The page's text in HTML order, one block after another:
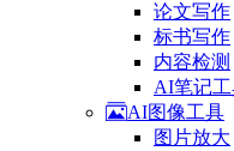
论文写作
标书写作
内容检测
AI笔记
AI图像工具
图片放大